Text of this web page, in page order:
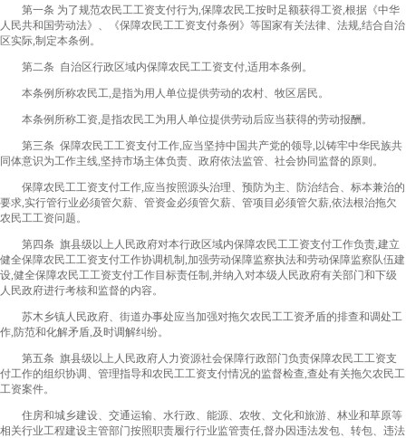
第一条 为了规范农民工工资支付行为,保障农民工按时足额获得工资,根据《中华
人民共和国劳动法》、《保障农民工工资支付条例》等国家有关法律、法规,结合自治
区实际,制定本条例。
第二条 自治区行政区域内保障农民工工资支付,适用本条例。
本条例所称农民工,是指为用人单位提供劳动的农村、牧区居民。
本条例所称工资,是指农民工为用人单位提供劳动后应当获得的劳动报酬。
第三条 保障农民工工资支付工作,应当坚持中国共产党的领导,以铸牢中华民族共
同体意识为工作主线,坚持市场主体负责、政府依法监管、社会协同监督的原则。
保障农民工工资支付工作,应当按照源头治理、预防为主、防治结合、标本兼治的
要求,实行管行业必须管欠薪、管资金必须管欠薪、管项目必须管欠薪,依法根治拖欠
农民工工资问题。
第四条 旗县级以上人民政府对本行政区域内保障农民工工资支付工作负责,建立
健全保障农民工工资支付工作协调机制,加强劳动保障监察执法和劳动保障监察队伍建
设,健全保障农民工工资支付工作目标责任制,并纳入对本级人民政府有关部门和下级
人民政府进行考核和监督的内容。
苏木乡镇人民政府、街道办事处应当加强对拖欠农民工工资矛盾的排查和调处工
作,防范和化解矛盾,及时调解纠纷。
第五条 旗县级以上人民政府人力资源社会保障行政部门负责保障农民工工资支
付工作的组织协调、管理指导和农民工工资支付情况的监督检查,查处有关拖欠农民工
工资案件。
住房和城乡建设、交通运输、水行政、能源、农牧、文化和旅游、林业和草原等
相关行业工程建设主管部门按照职责履行行业监管责任,督办因违法发包、转包、违法